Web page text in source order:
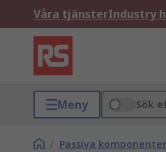
Våra tjänsterIndustry
Meny Sök
/ Passiva komponenter